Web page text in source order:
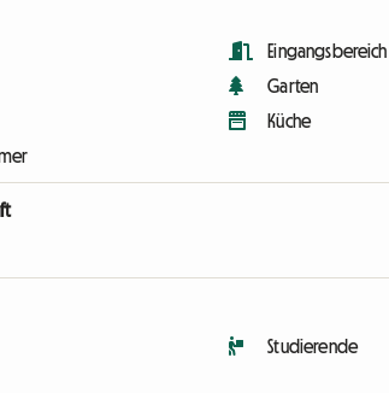
Eingangsbereich
Garten
Küche
Studierende